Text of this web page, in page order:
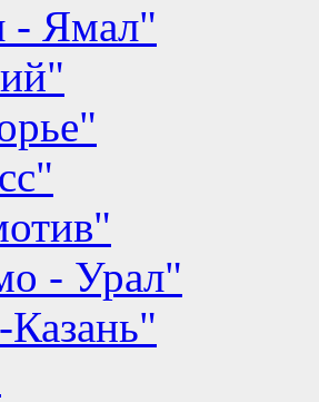
- Ямал"
- Урал"